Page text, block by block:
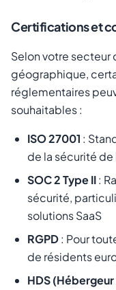
Certifications et
Selon votre
géographique,
réglementaires
souhaitables :
ISO 27001 :
de la sécurité
SOC 2 Type II:
sécurité,
solutions SaaS
RGPD: Pour
de résidents
HDS